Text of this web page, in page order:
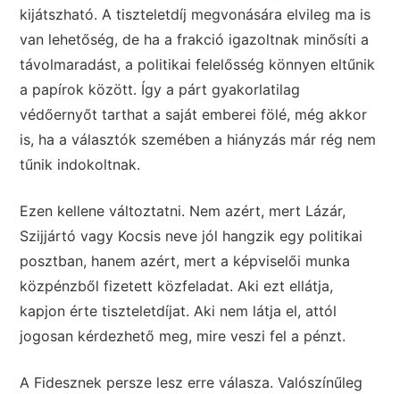
kijátszható. A tiszteletdíj megvonására elvileg ma is
van lehetőség, de ha a frakció igazoltnak minősíti a
távolmaradást, a politikai felelősség könnyen eltűnik
a papírok között. Így a párt gyakorlatilag
védőernyőt tarthat a saját emberei fölé, még akkor
is, ha a választók szemében a hiányzás már rég nem
tűnik indokoltnak.
Ezen kellene változtatni. Nem azért, mert Lázár,
Szijjártó vagy Kocsis neve jól hangzik egy politikai
posztban, hanem azért, mert a képviselői munka
közpénzből fizetett közfeladat. Aki ezt ellátja,
kapjon érte tiszteletdíjat. Aki nem látja el, attól
jogosan kérdezhető meg, mire veszi fel a pénzt.
A Fidesznek persze lesz erre válasza. Valószínűleg